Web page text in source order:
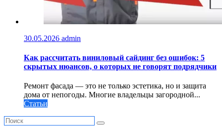
30.05.2026 admin
Как рассчитать виниловый сайдинг без ошибок: 5
скрытых нюансов, о которых не говорят подрядчики
Ремонт фасада — это не только эстетика, но и защита
дома от непогоды. Многие владельцы загородной...
Статьи